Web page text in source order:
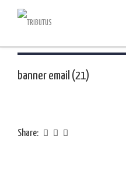
banner email (21)
Share: